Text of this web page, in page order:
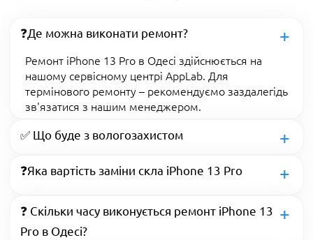
❓Де можна виконати ремонт?
Ремонт iPhone 13 Pro в Одесі здійснюється на
нашому сервісному центрі AppLab. Для
термінового ремонту – рекомендуємо заздалегідь
зв'язатися з нашим менеджером.
✅ Що буде з вологозахистом
❓Яка вартість заміни скла iPhone 13 Pro
❓ Скільки часу виконується ремонт iPhone 13
Pro в Одесі?